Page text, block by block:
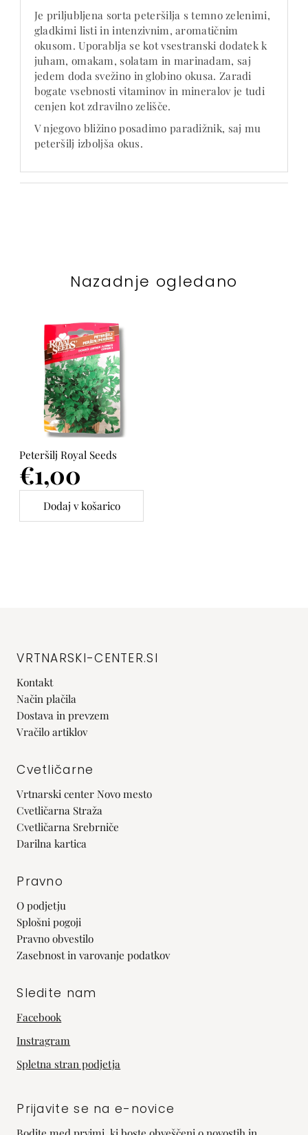
Je priljubljena sorta peteršilja s temno zelenimi,
gladkimi listi in intenzivnim, aromatičnim
okusom. Uporablja se kot vsestranski dodatek k
juham, omakam, solatam in marinadam, saj
jedem doda svežino in globino okusa. Zaradi
bogate vsebnosti vitaminov in mineralov je tudi
cenjen kot zdravilno zelišče.
V njegovo bližino posadimo paradižnik, saj mu
peteršilj izboljša okus.
Nazadnje ogledano
Peteršilj Royal Seeds
Cena
€1,00
VRTNARSKI-CENTER.SI
Kontakt
Način plačila
Dostava in prevzem
Vračilo artiklov
Cvetličarne
Vrtnarski center Novo mesto
Cvetličarna Straža
Cvetličarna Srebrniče
Darilna kartica
Pravno
O podjetju
Splošni pogoji
Pravno obvestilo
Zasebnost in varovanje podatkov
Sledite nam
Facebook
Instragram
Spletna stran podjetja
Prijavite se na e-novice